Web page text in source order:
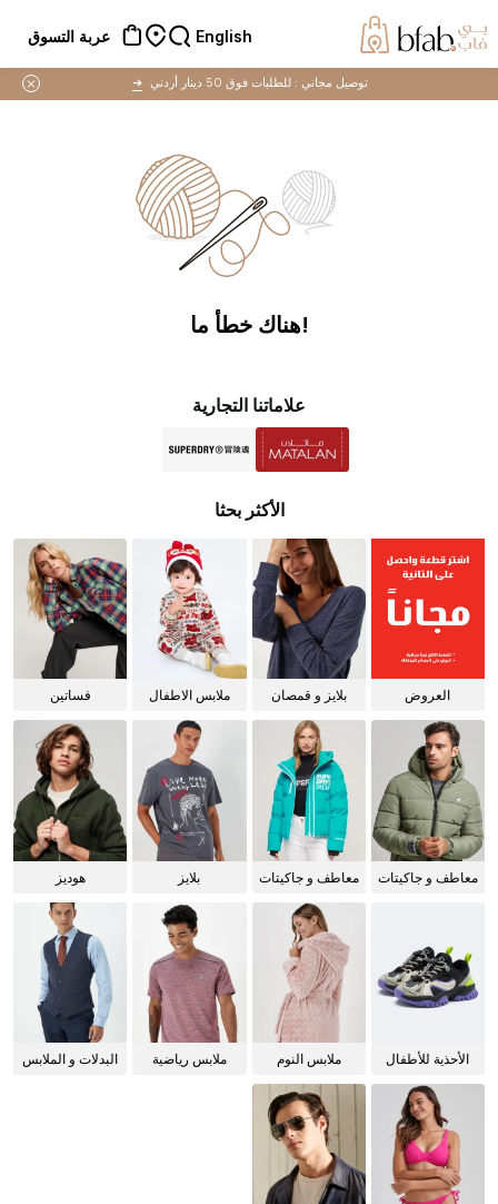
English عربة التسوق
توصيل مجاني : للطلبات فوق 50 دينار أردني ➜
!هناك خطأ ما
علاماتنا التجارية
الأكثر بحثا
العروض
بلايز و قمصان
ملابس الاطفال فساتين
معاطف و جاكيتات
معاطف و جاكيتات
بلايز هوديز
الأحذية للأطفال
ملابس النوم
ملابس رياضية
البدلات و الملابس